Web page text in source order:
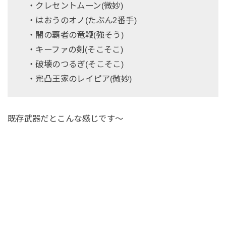
・クレセントムーン(微妙)
・はおうのオノ(たぶん2番手)
・闇の覇者の竜鞭(強そう)
・キーファの剣(そこそこ)
・破壊のつるぎ(そこそこ)
・完凸王家のレイピア(微妙)
既存武器だとこんな感じです〜